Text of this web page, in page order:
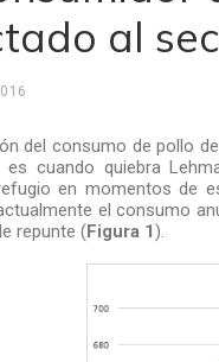
al
del consumo de pollo
es cuando quiebra
en momentos de
el consumo
repunte (Figura 1).